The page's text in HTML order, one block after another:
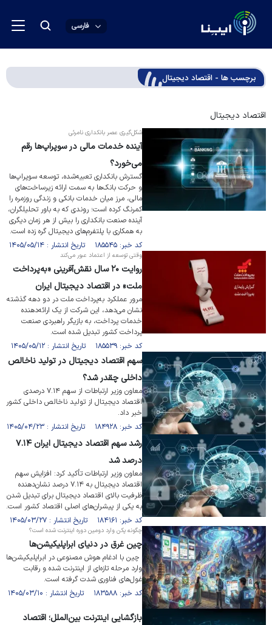
فارسی
برچسب ها - اقتصاد دیجیتال
اقتصاد دیجیتال
شکل‌گیری عصر بانکداری نامرئی
آینده خدمات مالی در سوپراپ‌ها رقم
می‌خورد؟
گسترش بانکداری تعبیه‌شده، توسعه سوپراپ‌ها
و حرکت بانک‌ها به سمت ارائه زیرساخت‌های
مالی، مرز میان خدمات بانکی و زندگی روزمره را
کمرنگ کرده است؛ روندی که به باور تحلیلگران،
آینده صنعت بانکداری را بیش از هر زمان دیگری
به همکاری با پلتفرم‌های دیجیتال گره زده است.
کد خبر: ۱۸۵۵۴۵ تاریخ انتشار : ۱۴۰۵/۰۵/۱۴
وقتی توسعه از اعتماد عبور می‌کند
روایت ۲۰ سال نقش‌آفرینی «به‌پرداخت
ملت» در اقتصاد دیجیتال ایران
مرور عملکرد به‌پرداخت ملت در دو دهه گذشته
نشان می‌دهد، این شرکت از یک ارائه‌دهنده
خدمات پرداخت، به بازیگر راهبردی صنعت
پرداخت کشور تبدیل شده است.
کد خبر: ۱۸۵۵۳۹ تاریخ انتشار : ۱۴۰۵/۰۵/۱۲
سهم اقتصاد دیجیتال در تولید ناخالص
داخلی چقدر شد؟
معاون وزیر ارتباطات از سهم ۷.۱۴ درصدی
اقتصاد دیجیتال از تولید ناخالص داخلی کشور
خبر داد.
کد خبر: ۱۸۴۹۲۸ تاریخ انتشار : ۱۴۰۵/۰۴/۲۳
رشد سهم اقتصاد دیجیتال ایران ۷.۱۴
درصد شد
معاون وزیر ارتباطات تأکید کرد: افزایش سهم
اقتصاد دیجیتال به ۷.۱۴ درصد نشان‌دهنده
ظرفیت بالای اقتصاد دیجیتال برای تبدیل شدن
به یکی از پیشران‌های اصلی اقتصاد کشور است.
کد خبر: ۱۸۴۱۶۱ تاریخ انتشار : ۱۴۰۵/۰۳/۲۷
چگونه پکن وارد دومین دوره اینترنت شده است؟
چین غرق در دنیای ابراپلیکیشن‌ها
‌ چین با ادغام هوش مصنوعی در ابراپلیکیشن‌ها
وارد مرحله تازه‌ای از اینترنت شده و رقابت
غول‌های فناوری شدت گرفته است.
کد خبر: ۱۸۳۵۸۸ تاریخ انتشار : ۱۴۰۵/۰۳/۱۰
بازگشایی اینترنت بین‌الملل؛ اقتصاد